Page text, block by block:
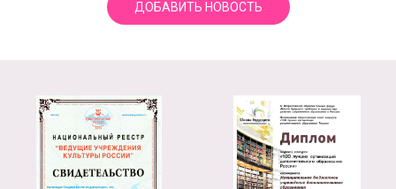
ДОБАВИТЬ НОВОСТЬ